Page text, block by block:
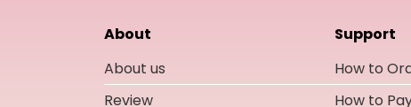
About
About us
Review
Support
How to
How to